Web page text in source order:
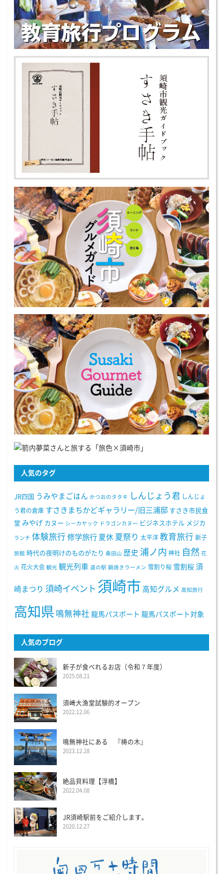
人気のタグ
JR四国 うみやまごはん かつおのタタキ しんじょう君 しんじょ
う君の倉庫 すさきまちかどギャラリー/旧三浦邸 すさき市民食
堂 みやげ カヌー シーカヤック ドラゴンカヌー ビジネスホテル メジカ
ランチ 体験旅行 修学旅行 夏休 夏祭り 太平洋 教育旅行 新子
旅館 時代の夜明けのものがたり 桑田山 歴史 浦ノ内 神社 自然 花
火 花火大会 観光 観光列車 道の駅 鍋焼きラーメン 雪割り桜 雪割桜 須
崎まつり 須崎イベント 須崎市 高知グルメ 高知旅行
高知県 鳴無神社 龍馬パスポート 龍馬パスポート対象
人気のブログ
新子が食べれるお店（令和７年度）
2025.08.21
須﨑大漁堂試験的オープン
2022.12.06
鳴無神社にある 『梼の木』
2023.12.28
絶品貝料理【浮橋】
2022.04.08
JR須崎駅前をご紹介します。
2020.12.27